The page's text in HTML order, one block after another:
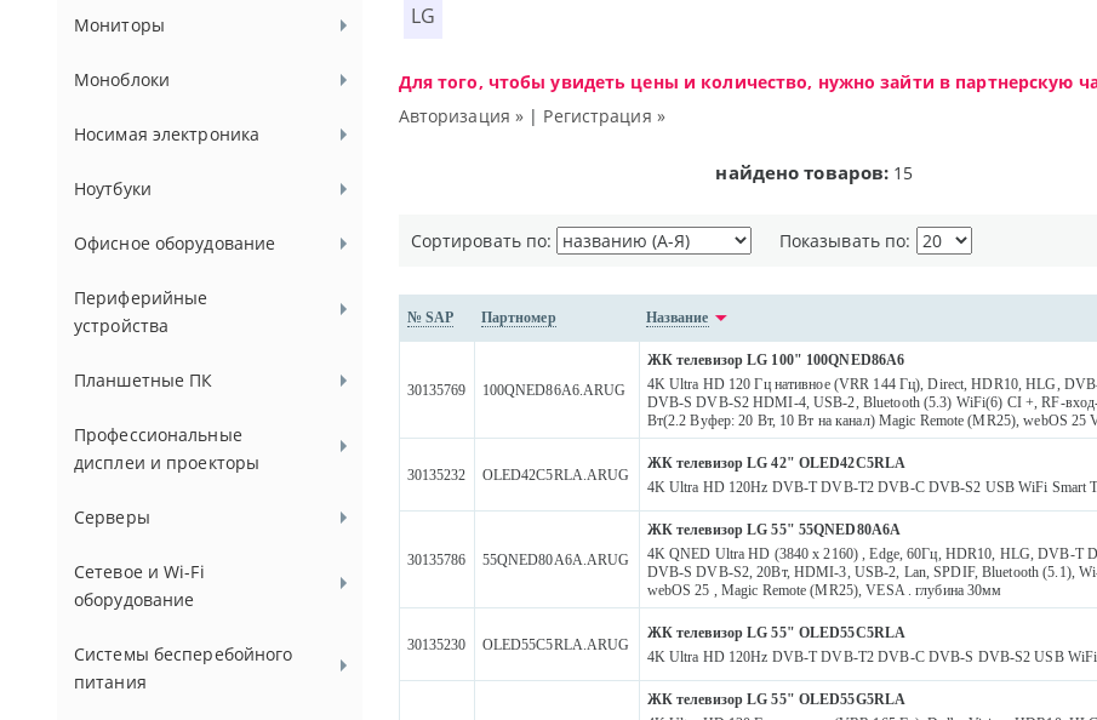
Мониторы
Моноблоки
Носимая электроника
Ноутбуки
Офисное оборудование
Периферийные
устройства
Планшетные ПК
Профессиональные
дисплеи и проекторы
Серверы
Сетевое и Wi-Fi
оборудование
Системы бесперебойного
питания
LG
Для того, чтобы увидеть цены и количество, нужно зайти в партнерскую
Авторизация » | Регистрация »
найдено товаров: 15
Сортировать по: Показывать по:
№ SAP Партномер Название
30135769 100QNED86A6.ARUG
ЖК телевизор LG 100" 100QNED86A6
4K Ultra HD 120 Гц нативное (VRR 144 Гц), Direct, HDR10, HLG,
DVB-S DVB-S2 HDMI-4, USB-2, Bluetooth (5.3) WiFi(6) CI +, RF-
Вт(2.2 Вуфер: 20 Вт, 10 Вт на канал) Magic Remote (MR25), webOS 25
30135232 OLED42C5RLA.ARUG
ЖК телевизор LG 42" OLED42C5RLA
4K Ultra HD 120Hz DVB-T DVB-T2 DVB-C DVB-S2 USB WiFi Smart
30135786 55QNED80A6A.ARUG
ЖК телевизор LG 55" 55QNED80A6A
4K QNED Ultra HD (3840 x 2160) , Edge, 60Гц, HDR10, HLG, DVB-T
DVB-S DVB-S2, 20Вт, HDMI-3, USB-2, Lan, SPDIF, Bluetooth (5.1),
webOS 25 , Magic Remote (MR25), VESA . глубина 30мм
30135230 OLED55C5RLA.ARUG
ЖК телевизор LG 55" OLED55C5RLA
4K Ultra HD 120Hz DVB-T DVB-T2 DVB-C DVB-S DVB-S2 USB
ЖК телевизор LG 55" OLED55G5RLA